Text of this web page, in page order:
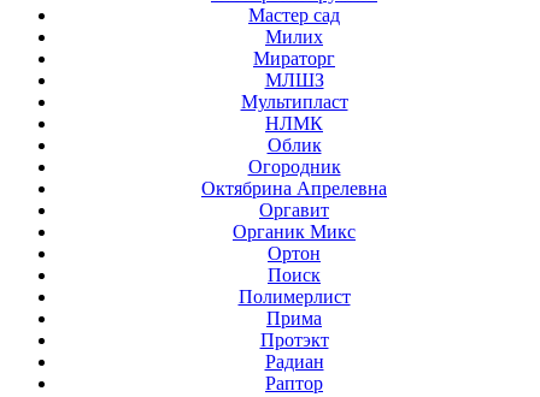
Мастер сад
Милих
Мираторг
МЛШЗ
Мультипласт
НЛМК
Облик
Огородник
Октябрина Апрелевна
Оргавит
Органик Микс
Ортон
Поиск
Полимерлист
Прима
Протэкт
Радиан
Раптор